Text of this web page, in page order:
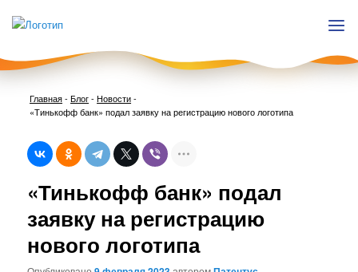
Главная-Блог- Новости-
«Тинькофф банк» подал заявку на регистрацию нового логотипа
«Тинькофф банк» подал
заявку на регистрацию
нового логотипа